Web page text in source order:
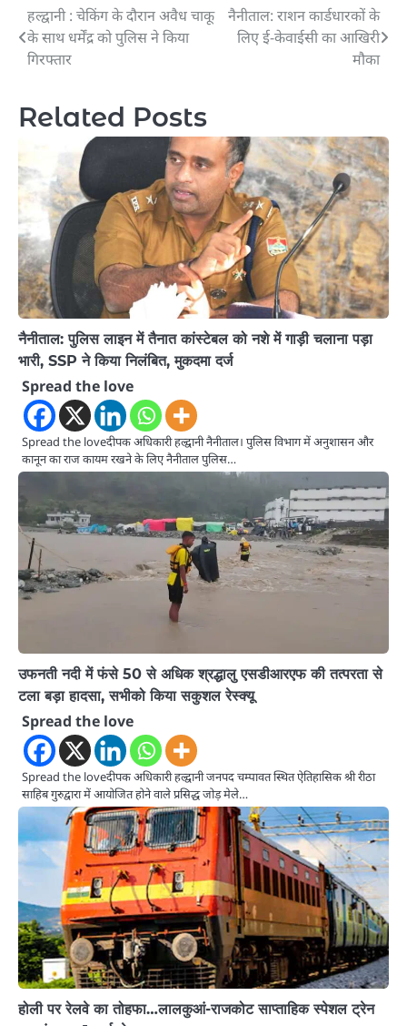
Post
navigation
हल्द्वानी : चेकिंग के दौरान अवैध चाकू
के साथ धर्मेंद्र को पुलिस ने किया
गिरफ्तार
नैनीताल: राशन कार्डधारकों के
लिए ई-केवाईसी का आखिरी
मौका
Related Posts
नैनीताल: पुलिस लाइन में तैनात कांस्टेबल को नशे में गाड़ी चलाना पड़ा
भारी, SSP ने किया निलंबित, मुकदमा दर्ज
Spread the love
Spread the loveदीपक अधिकारी हल्द्वानी नैनीताल। पुलिस विभाग में अनुशासन और
कानून का राज कायम रखने के लिए नैनीताल पुलिस…
उफनती नदी में फंसे 50 से अधिक श्रद्धालु एसडीआरएफ की तत्परता से
टला बड़ा हादसा, सभीको किया सकुशल रेस्क्यू
Spread the love
Spread the loveदीपक अधिकारी हल्द्वानी जनपद चम्पावत स्थित ऐतिहासिक श्री रीठा
साहिब गुरुद्वारा में आयोजित होने वाले प्रसिद्ध जोड़ मेले…
होली पर रेलवे का तोहफा…लालकुआं-राजकोट साप्ताहिक स्पेशल ट्रेन